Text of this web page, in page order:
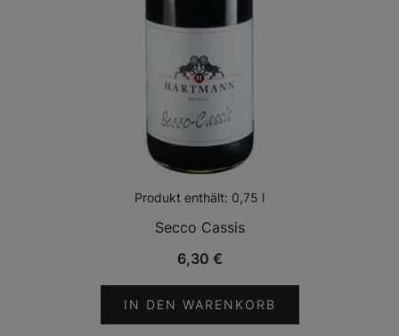
Produkt enthält: 0,75 l
Secco Cassis
6,30 €
IN DEN WARENKORB